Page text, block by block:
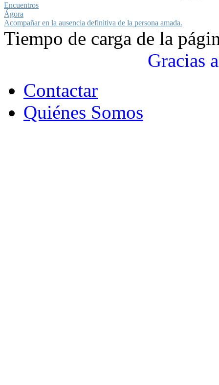
Encuentros
Ágora
Acompañar en la ausencia definitiva de la persona amada.
Tiempo de carga de la
Gracias a
Contactar
Quiénes Somos